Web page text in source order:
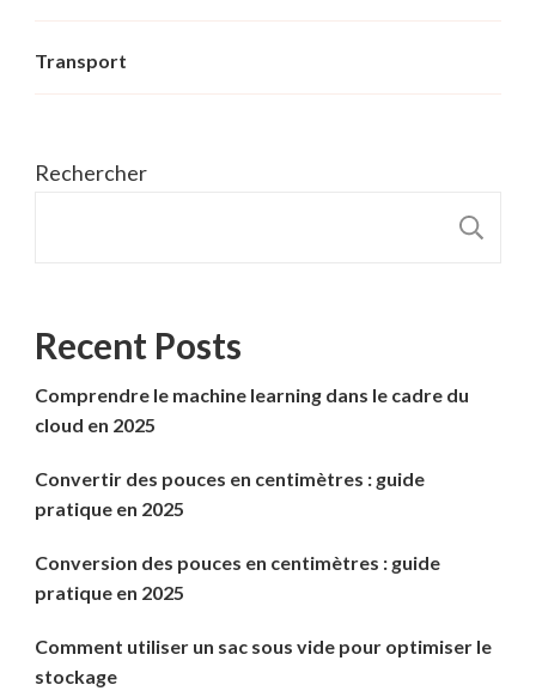
Transport
Rechercher
Recent Posts
Comprendre le machine learning dans le cadre du
cloud en 2025
Convertir des pouces en centimètres : guide
pratique en 2025
Conversion des pouces en centimètres : guide
pratique en 2025
Comment utiliser un sac sous vide pour optimiser le
stockage